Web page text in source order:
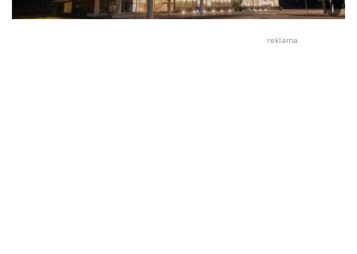
i
Foto:
reklama